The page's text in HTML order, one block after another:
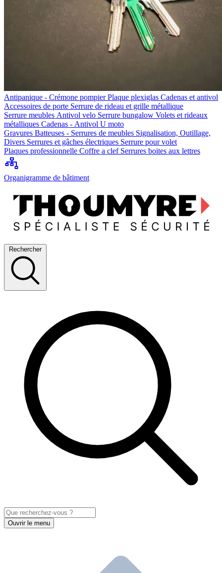
Antipanique - Crémone pompierPlaque plexiglas Cadenas et antivol
Accessoires de porte Serrure de rideau et grille métallique
Serrure meubles Antivol velo Serrure bungalow Volets et rideaux
métalliques Cadenas - Antivol U moto
Gravures Batteuses - Serrures de meubles Signalisation, Outillage,
Divers Serrures et gâches électriques Serrure pour volet
Plaques professionnelle Coffre a clef Serrures boites aux lettres
Organigramme de bâtiment
Rechercher
Ouvrir le menu